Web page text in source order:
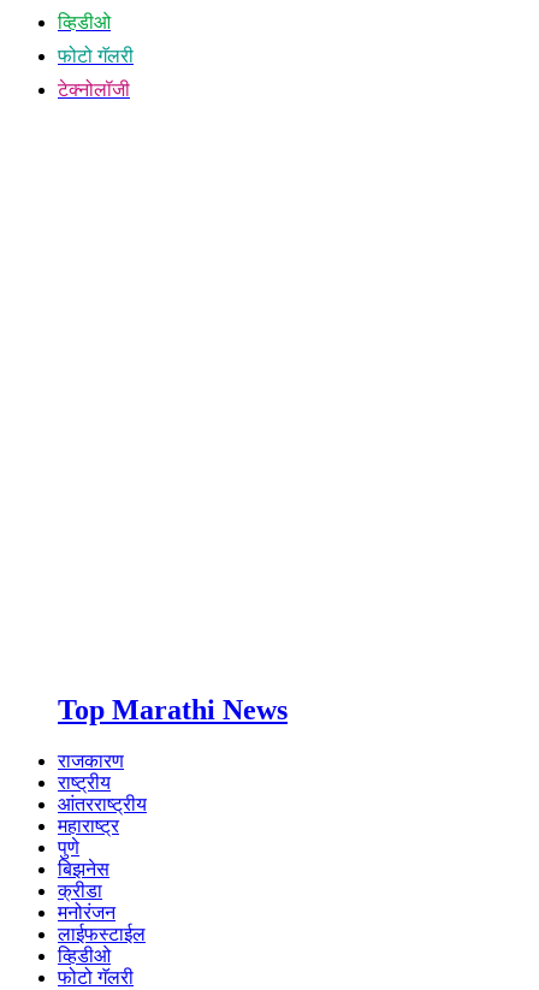
व्हिडीओ
फोटो गॅलरी
टेक्नोलॉजी
Top Marathi News
राजकारण
राष्ट्रीय
आंतरराष्ट्रीय
महाराष्ट्र
पुणे
बिझनेस
क्रीडा
मनोरंजन
लाईफस्टाईल
व्हिडीओ
फोटो गॅलरी